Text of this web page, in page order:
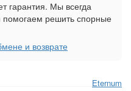
Eternum
гарантия. Мы всегда
помогаем решить спорные
и возврате